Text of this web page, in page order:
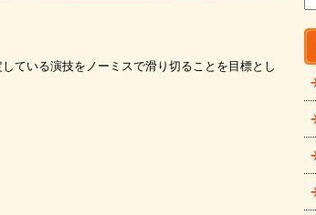
ている演技をノーミスで滑り切ることを目標とし